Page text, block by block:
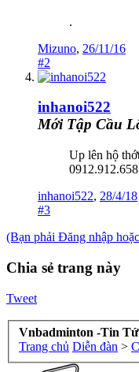
.
Mizuno, 26/11/16
#2
inhanoi522
Mới Tập Cầu
Up lên hộ
inhanoi522, 28/4/18
#3
(Bạn phải Đăng nhập
Chia sẻ trang này
Tweet
Vnbadminton -Tin
Trang chủ Diễn đàn >